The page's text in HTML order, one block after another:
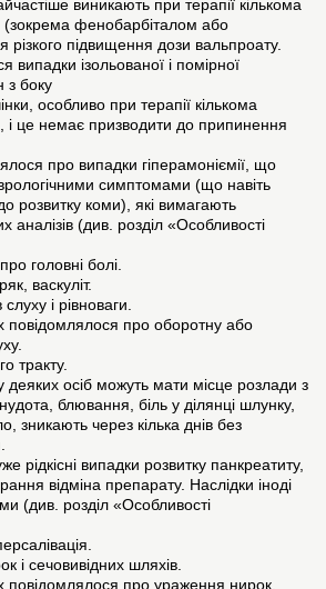
виникають при терапії кількома
(зокрема фенобарбіталом або
різкого підвищення дози вальпроату.
випадки ізольованої і помірної
з боку
особливо при терапії кількома
і це немає призводити до припинення
про випадки гіперамоніємії, що
симптомами (що навіть
розвитку коми), які вимагають
аналізів (див. розділ «Особливості
головні болі.
васкуліт.
і рівноваги.
повідомлялося про оборотну або
тракту.
деяких осіб можуть мати місце розлади з
блювання, біль у ділянці шлунку,
зникають через кілька днів без
рідкісні випадки розвитку панкреатиту,
відміна препарату. Наслідки іноді
(див. розділ «Особливості
і сечовивідних шляхів.
повідомлялося про ураження нирок.